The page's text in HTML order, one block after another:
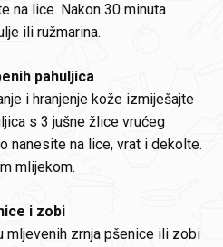
na lice. Nakon 30 minuta
ili ružmarina.
pahuljica
i hranjenje kože izmiješajte
s 3 jušne žlice vrućeg
nanesite na lice, vrat i dekolte.
mlijekom.
i zobi
mljevenih zrnja pšenice ili zobi